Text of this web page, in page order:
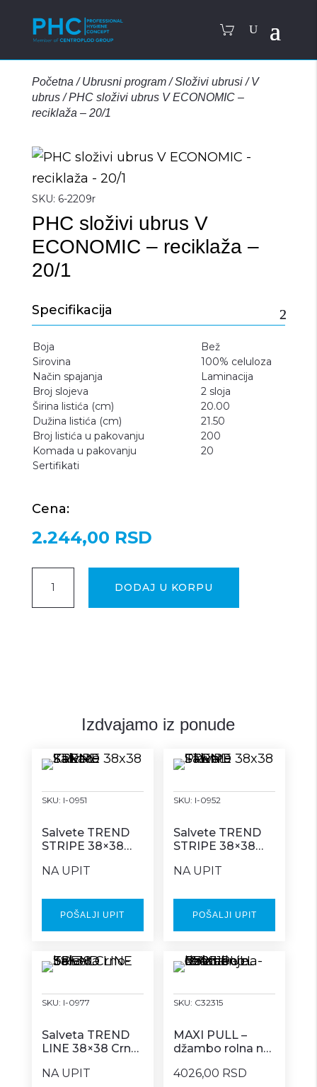
Početna /Ubrusni program/Složivi ubrusi/V
ubrus/PHC složivi ubrus V ECONOMIC –
reciklaža – 20/1
SKU: 6-2209r
PHC složivi ubrus V
ECONOMIC – reciklaža –
20/1
Specifikacija
Boja
Bež
Sirovina
100% celuloza
Način spajanja
Laminacija
Broj slojeva
2 sloja
Širina listića (cm)
20.00
Dužina listića (cm)
21.50
Broj listića u pakovanju
200
Komada u pakovanju
20
Sertifikati
Cena:
2.244,00 RSD
quantity
DODAJ U KORPU
Izdvajamo iz ponude
SKU: I-0951
Salvete TREND
STRIPE 38×38
NA UPIT
POŠALJI UPIT
SKU: I-0952
Salvete TREND
STRIPE 38×38
NA UPIT
POŠALJI UPIT
SKU: I-0977
Salveta TREND
LINE 38×38 Crno-
NA UPIT
SKU: C32315
MAXI PULL –
džambo rolna na
izvlačenje 6/1
4026,00 RSD